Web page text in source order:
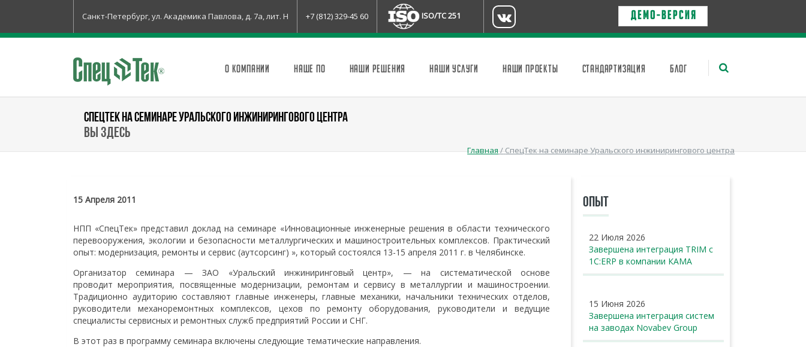
Санкт-Петербург, ул. Академика Павлова, д. 7а, лит. Н +7 (812) 329-45 60 ISO/TC 251 Д Е М О - в е р с и я
О КОМПАНИИ НАШЕ ПО НАШИ РЕШЕНИЯ НАШИ УСЛУГИ НАШИ ПРОЕКТЫ СТАНДАРТИЗАЦИЯ БЛОГ
СПЕЦТЕК НА СЕМИНАРЕ УРАЛЬСКОГО ИНЖИНИРИНГОВОГО ЦЕНТРА
Вы здесь
Главная/СпецТек на семинаре Уральского инжинирингового центра
15 Апреля 2011
НПП «СпецТек» представил доклад на семинаре «Инновационные инженерные решения в области технического
перевооружения, экологии и безопасности металлургических и машиностроительных комплексов. Практический
опыт: модернизация, ремонты и сервис (аутсорсинг) », который состоялся 13-15 апреля 2011 г. в Челябинске.
Организатор семинара — ЗАО «Уральский инжиниринговый центр», — на систематической основе
проводит мероприятия, посвященные модернизации, ремонтам и сервису в металлургии и машиностроении.
Традиционно аудиторию составляют главные инженеры, главные механики, начальники технических отделов,
руководители механоремонтных комплексов, цехов по ремонту оборудования, руководители и ведущие
специалисты сервисных и ремонтных служб предприятий России и СНГ.
В этот раз в программу семинара включены следующие тематические направления.
ОПЫТ
22 Июля 2026
Завершена интеграция TRIM с
1С:ERP в компании КАМА
15 Июня 2026
Завершена интеграция систем
на заводах Novabev Group